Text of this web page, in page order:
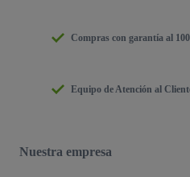
Compras con garantía al
Equipo de Atención al
Nuestra empresa